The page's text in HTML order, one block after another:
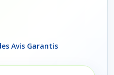
Avis Garantis